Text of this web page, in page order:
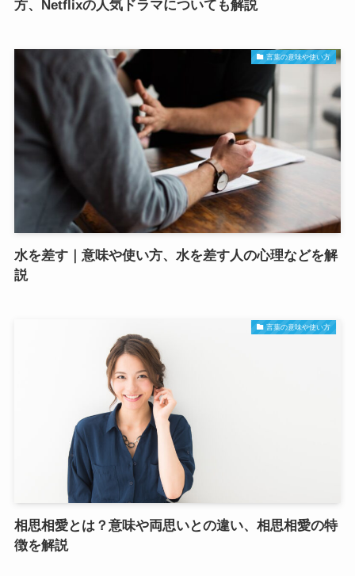
方、Netflixの人気ドラマについても解説
言葉の意味や使い方
水を差す｜意味や使い方、水を差す人の心理などを解
説
言葉の意味や使い方
相思相愛とは？意味や両思いとの違い、相思相愛の特
徴を解説